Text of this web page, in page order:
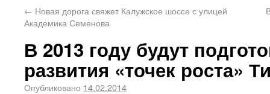
← Новая дорога свяжет Калужское шоссе с улицей
Академика Семенова
В 2013 году будут
развития «точек роста»
Опубликовано 14.02.2014